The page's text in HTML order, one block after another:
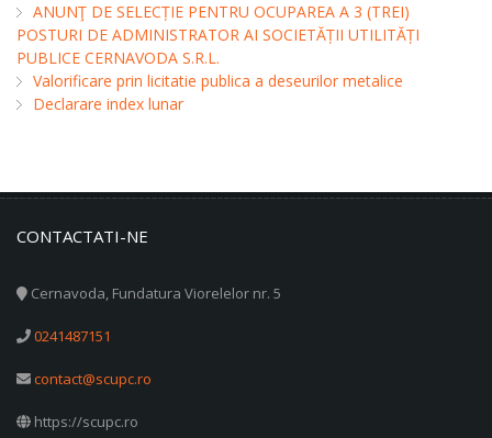
ANUNŢ DE SELECȚIE PENTRU OCUPAREA A 3 (TREI)
POSTURI DE ADMINISTRATOR AI SOCIETĂȚII UTILITĂȚI
PUBLICE CERNAVODA S.R.L.
Valorificare prin licitatie publica a deseurilor metalice
Declarare index lunar
CONTACTATI-NE
Cernavoda, Fundatura Viorelelor nr. 5
0241487151
contact@scupc.ro
https://scupc.ro